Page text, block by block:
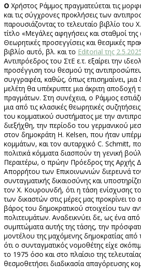
Ο Χρήστος Ράμμος πραγματεύεται τις
και τις σύγχρονες προκλήσεις των
παρουσιάζοντας το τελευταίο βιβλίο του
τίτλο «Μεγάλες αφηγήσεις και σταθμοί
Θεωρητικές προσεγγίσεις και θεσμικές
βιβλίο αυτό, βλ. και το Editorial της
Αντιπρόεδρος του ΣτΕ ε.τ. εξαίρει την
προσέγγιση του θεσμού της
συγγραφέα, καθώς, όπως επισημαίνει, μια
μελέτη θα υπέκρυπτε μια άκριτη αποδοχή
πραγμάτων. Στη συνέχεια, ο Ράμμος
μια από τις κλασικές θεωρητικές
του κομματικού συστήματος με την
διεξήχθη, την περίοδο του γερμανικού
στον δημοκράτη H. Kelsen, που ήταν
κομμάτων, και τον αυταρχικό C. Schmitt,
πολιτικά κόμματα διασπούν τη γενική
Περαιτέρω, ο πρώην Πρόεδρος της Αρχής
Απορρήτου των Επικοινωνιών διερευνά
συνταγματικής δικαιοσύνης και
τον Χ. Κουρουνδή, ότι η τάση ενίσχυσης
των δικαστών στις μέρες μας προκρίνει το
βάρος του δημοκρατικού στοιχείου των
πολιτευμάτων. Αναδεικνύει δε, ως ένα από
συμπτώματα αυτής της τάσης, την
μοντέλου της μαχόμενης δημοκρατίας από
ότι ο συνταγματικός νομοθέτης είχε
το 1975 όσο και στο πλαίσιο της
θεσμοθετήσει διαδικασία απαγόρευσης